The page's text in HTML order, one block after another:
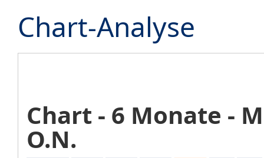
Chart-Analyse
Chart - 6 Monate -
O.N.